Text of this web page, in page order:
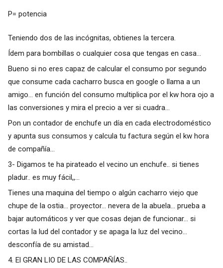
P= potencia
Teniendo dos de las incógnitas, obtienes la tercera.
Ídem para bombillas o cualquier cosa que tengas en casa...
Bueno si no eres capaz de calcular el consumo por segundo
que consume cada cacharro busca en google o llama a un
amigo... en función del consumo multiplica por el kw hora ojo a
las conversiones y mira el precio a ver si cuadra...
Pon un contador de enchufe un día en cada electrodoméstico
y apunta sus consumos y calcula tu factura según el kw hora
de compañía...
3- Digamos te ha pirateado el vecino un enchufe.. si tienes
pladur.. es muy fácil,,...
Tienes una maquina del tiempo o algún cacharro viejo que
chupe de la ostia... proyector... nevera de la abuela... prueba a
bajar automáticos y ver que cosas dejan de funcionar... si
cortas la lud del contador y se apaga la luz del vecino...
desconfía de su amistad...
4. El GRAN LIO DE LAS COMPAÑÍAS..